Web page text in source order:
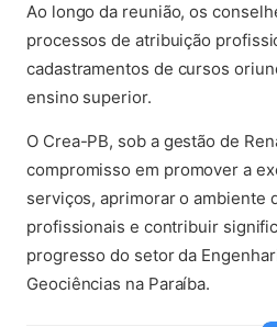
Ao longo da reunião, os
processos de atribuição
cadastramentos de cursos
ensino superior.
O Crea-PB, sob a gestão de
compromisso em promover a
serviços, aprimorar o ambiente
profissionais e contribuir
progresso do setor da
Geociências na Paraíba.